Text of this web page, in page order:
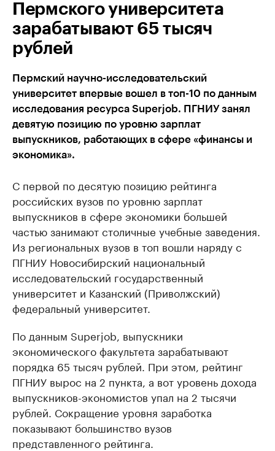
Пермского университета
зарабатывают 65 тысяч
рублей
Пермский научно-исследовательский
университет впервые вошел в топ-10 по данным
исследования ресурса Superjob. ПГНИУ занял
девятую позицию по уровню зарплат
выпускников, работающих в сфере «финансы и
экономика».
С первой по десятую позицию рейтинга
российских вузов по уровню зарплат
выпускников в сфере экономики большей
частью занимают столичные учебные заведения.
Из региональных вузов в топ вошли наряду с
ПГНИУ Новосибирский национальный
исследовательский государственный
университет и Казанский (Приволжский)
федеральный университет.
По данным Superjob, выпускники
экономического факультета зарабатывают
порядка 65 тысяч рублей. При этом, рейтинг
ПГНИУ вырос на 2 пункта, а вот уровень дохода
выпускников-экономистов упал на 2 тысячи
рублей. Сокращение уровня заработка
показывают большинство вузов
представленного рейтинга.